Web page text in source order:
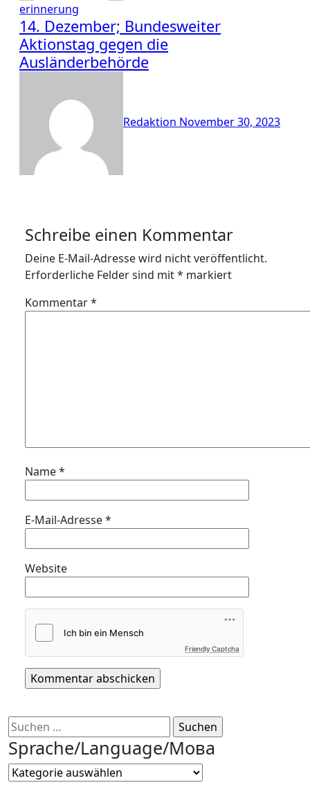
erinnerung
14. Dezember; Bundesweiter
Aktionstag gegen die
Ausländerbehörde
Redaktion November 30, 2023
Schreibe einen Kommentar
Deine E-Mail-Adresse wird nicht veröffentlicht.
Erforderliche Felder sind mit* markiert
Kommentar*
Name*
E-Mail-Adresse*
Website
Friendly Captcha
Suchen
nach:
Sprache/Language/Мова
Sprache/Language/